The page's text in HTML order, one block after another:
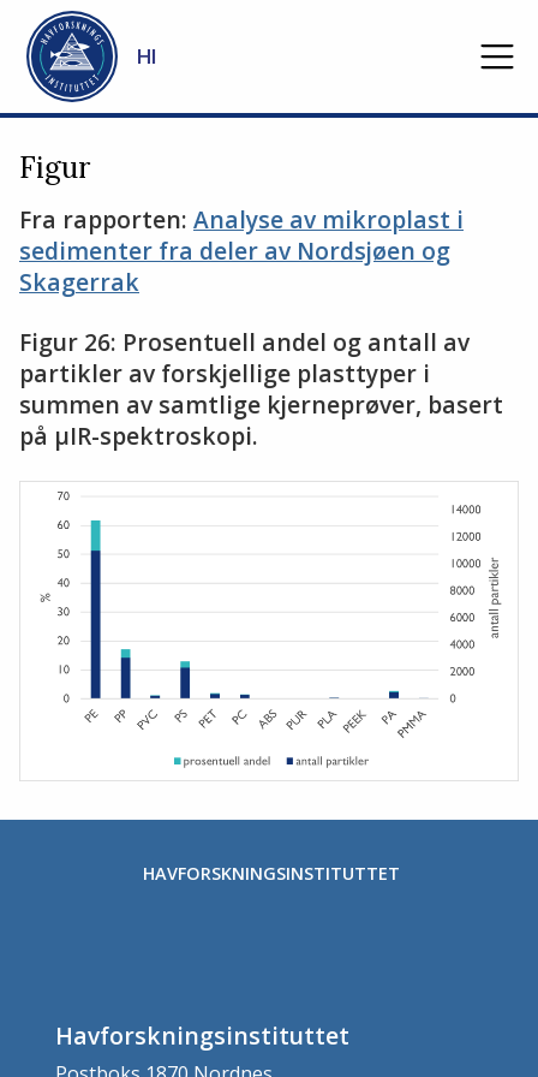
Gå til hovedinnhold
HI
Figur
Fra rapporten: Analyse av mikroplast i
sedimenter fra deler av Nordsjøen og
Skagerrak
Figur 26: Prosentuell andel og antall av
partikler av forskjellige plasttyper i
summen av samtlige kjerneprøver, basert
på µIR-spektroskopi.
HAVFORSKNINGSINSTITUTTET
Havforskningsinstituttet